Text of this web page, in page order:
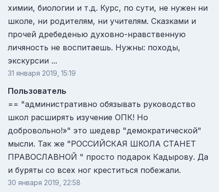
химии, биологии и т.д. Курс, по сути, не нужен ни
школе, ни родителям, ни учителям. Сказками и
прочей дребеденью духовно-нравственную
личяность не воспитаешь. Нужны: походы,
экскурсии ...
31 января 2019, 15:19
Пользователь
== "административно обязывать руководство
школ расширять изучение ОПК! Но
добровольно!»" это шедевр "демократической"
мысли. Так же "РОССИЙСКАЯ ШКОЛА СТАНЕТ
ПРАВОСЛАВНОЙ " просто подарок Кадырову. Да
и буряты со всех ног креститься побежали.
30 января 2019, 22:58